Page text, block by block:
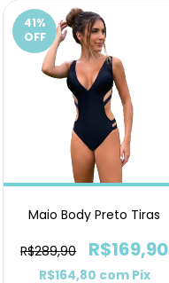
41%
OFF
Maio Body Preto Tiras
R$289,90 R$169,90
R$164,80 com Pix